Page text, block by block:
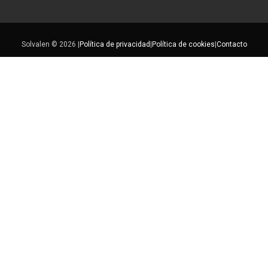
Solvalen © 2026 | Política de privacidad Política de cookies Contacto